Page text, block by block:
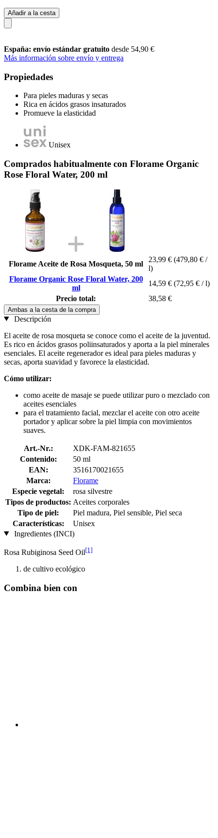
Añadir a la cesta
España: envío estándar gratuito desde 54,90 €
Más información sobre envío y entrega
Propiedades
Para pieles maduras y secas
Rica en ácidos grasos insaturados
Promueve la elasticidad
Unisex
Comprados habitualmente con Florame Organic
Rose Floral Water, 200 ml
Florame Aceite de Rosa Mosqueta, 50 ml
23,99 € (479,80 € /
l)
Florame Organic Rose Floral Water, 200
ml
14,59 € (72,95 € / l)
Precio total:
38,58 €
Ambas a la cesta de la compra
Descripción
El aceite de rosa mosqueta se conoce como el aceite de la juventud.
Es rico en ácidos grasos poliinsaturados y aporta a la piel minerales
esenciales. El aceite regenerador es ideal para pieles maduras y
secas, aporta suavidad y favorece la elasticidad.
Cómo utilizar:
como aceite de masaje se puede utilizar puro o mezclado con
aceites esenciales
para el tratamiento facial, mezclar el aceite con otro aceite
portador y aplicar sobre la piel limpia con movimientos
suaves.
Art.-Nr.:
XDK-FAM-821655
Contenido:
50 ml
EAN:
3516170021655
Marca:
Florame
Especie vegetal:
rosa silvestre
Tipos de productos: Aceites corporales
Tipo de piel:
Piel madura, Piel sensible, Piel seca
Características:
Unisex
Ingredientes (INCI)
Rosa Rubiginosa Seed Oil[1]
de cultivo ecológico
Combina bien con